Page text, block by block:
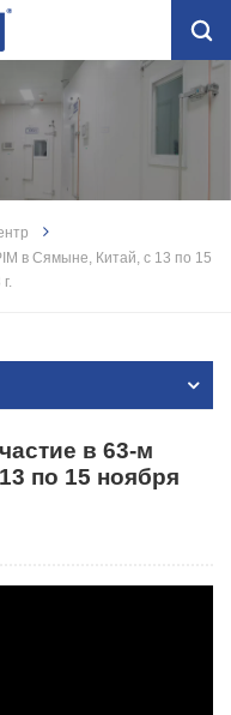
в Сямыне, Китай, с 13 по 15
в 63-м
по 15 ноября